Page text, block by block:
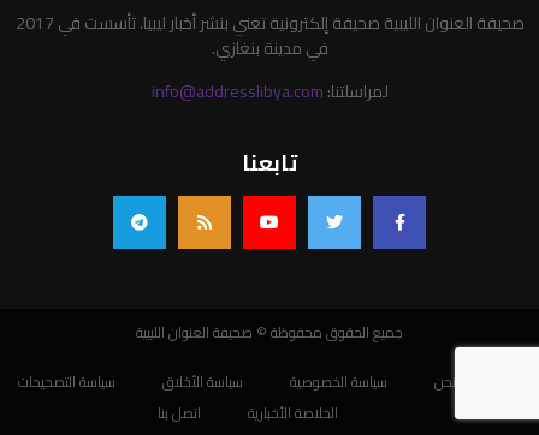
صحيفة العنوان الليبية صحيفة إلكترونية تعني بنشر أخبار ليبيا. تأسست في 2017
في مدينة بنغازي.
لمراسلتنا:info@addresslibya.com
تابعنا
جميع الحقوق محفوظة © صحيفة العنوان الليبية
من نحن
سياسة الخصوصية سياسة الأخلاق
سياسة التصحيحات
الخلاصة الأخبارية
اتصل بنا